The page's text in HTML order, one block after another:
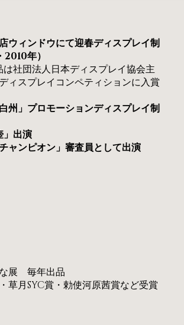
ウィンドウにて迎春ディスプレイ制
2010年）
は社団法人日本ディスプレイ協会主
ィスプレイコンペティションに入賞
州」プロモーションディスプレイ制
数
壺」出演
ャンピオン」審査員として出演
展 毎年出品
草月 SYC賞・勅使河原茜賞など受賞